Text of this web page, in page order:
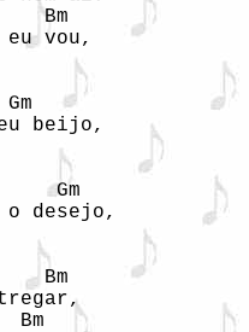
Bm
eu vou,
beijo,
Gm
o desejo,
Bm